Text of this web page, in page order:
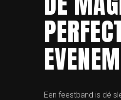
Een feestband is dé